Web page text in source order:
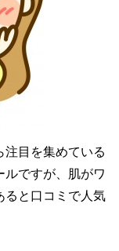
注目を集めている
ルですが、肌がワ
ると口コミで人気